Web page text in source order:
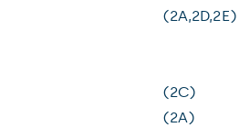
(2A,2D,2E)
(2C)
(2A)